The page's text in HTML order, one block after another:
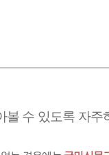
수 있도록 자